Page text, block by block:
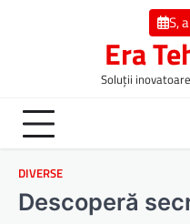
S,
Era
Soluții
DIVERSE
Descoperă